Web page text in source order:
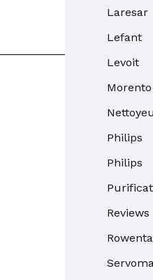
Laresar
Lefant
Levoit
Morento
Philips
Philips
Reviews
Rowenta